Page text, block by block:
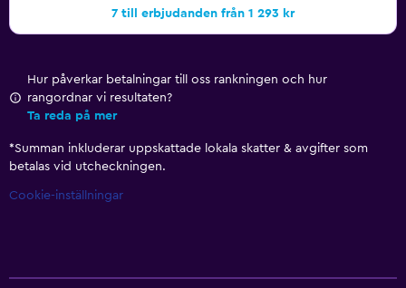
7 till erbjudanden från 1 293 kr
Hur påverkar betalningar till oss rankningen och hur
rangordnar vi resultaten?
Ta reda på mer
*Summan inkluderar uppskattade lokala skatter & avgifter som
betalas vid utcheckningen.
Cookie-inställningar